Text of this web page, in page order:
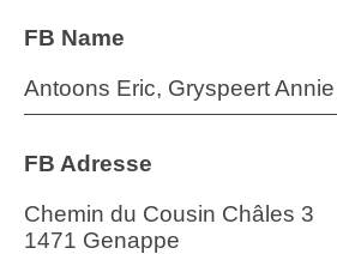
FB Name
Antoons Eric, Gryspeert
FB Adresse
Chemin du Cousin Châles 3
1471 Genappe